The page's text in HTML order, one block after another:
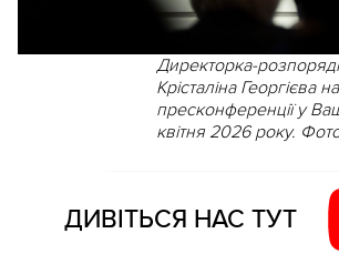
Директорка-
Крісталіна Георгієва на
пресконференції у
квітня 2026 року.
ДИВІТЬСЯ НАС ТУТ